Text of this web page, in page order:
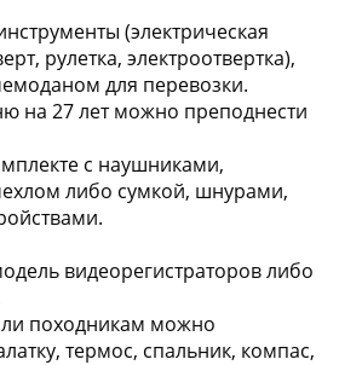
(электрическая
рулетка, электроотвертка),
для перевозки.
на 27 лет можно преподнести
с наушниками,
либо сумкой, шнурами,
видеорегистраторов либо
походникам можно
термос, спальник, компас,